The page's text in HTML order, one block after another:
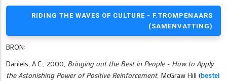
RIDING THE WAVES OF CULTURE - F.TROMPENAARS
(SAMENVATTING)
BRON:
Daniels, A.C., 2000, Bringing out the Best in People - How to Apply
the Astonishing Power of Positive Reinforcement, McGraw Hill (bestel